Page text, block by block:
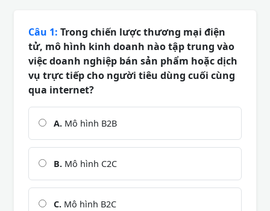
Câu 1: Trong chiến lược thương mại điện
tử, mô hình kinh doanh nào tập trung vào
việc doanh nghiệp bán sản phẩm hoặc dịch
vụ trực tiếp cho người tiêu dùng cuối cùng
qua internet?
A. Mô hình B2B
B. Mô hình C2C
C. Mô hình B2C